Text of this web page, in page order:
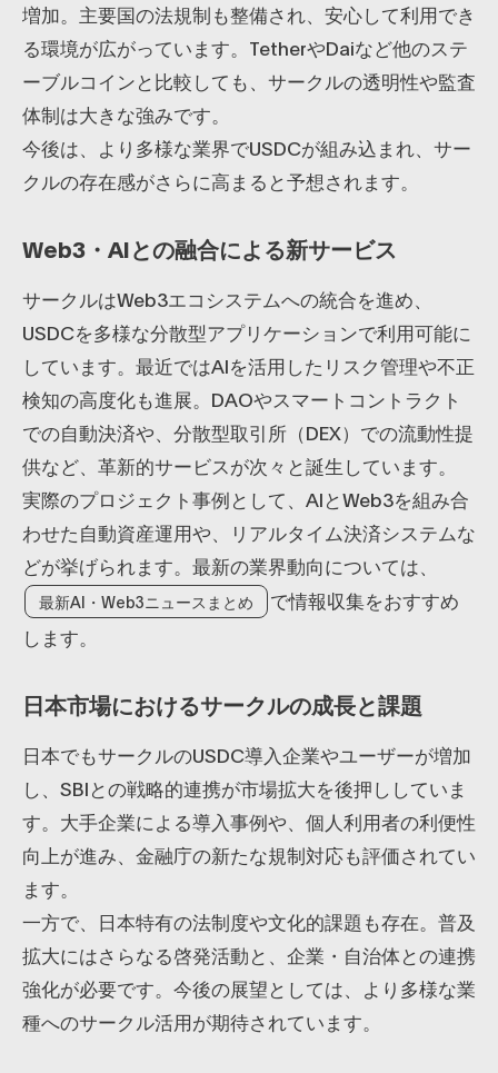
増加。主要国の法規制も整備され、安心して利用でき
る環境が広がっています。TetherやDaiなど他のステ
ーブルコインと比較しても、サークルの透明性や監査
体制は大きな強みです。
今後は、より多様な業界でUSDCが組み込まれ、サー
クルの存在感がさらに高まると予想されます。
Web3・AIとの融合による新サービス
サークルはWeb3エコシステムへの統合を進め、
USDCを多様な分散型アプリケーションで利用可能に
しています。最近ではAIを活用したリスク管理や不正
検知の高度化も進展。DAOやスマートコントラクト
での自動決済や、分散型取引所（DEX）での流動性提
供など、革新的サービスが次々と誕生しています。
実際のプロジェクト事例として、AIとWeb3を組み合
わせた自動資産運用や、リアルタイム決済システムな
どが挙げられます。最新の業界動向については、
最新AI・Web3ニュースまとめ
で情報収集をおすすめ
します。
日本市場におけるサークルの成長と課題
日本でもサークルのUSDC導入企業やユーザーが増加
し、SBIとの戦略的連携が市場拡大を後押ししていま
す。大手企業による導入事例や、個人利用者の利便性
向上が進み、金融庁の新たな規制対応も評価されてい
ます。
一方で、日本特有の法制度や文化的課題も存在。普及
拡大にはさらなる啓発活動と、企業・自治体との連携
強化が必要です。今後の展望としては、より多様な業
種へのサークル活用が期待されています。